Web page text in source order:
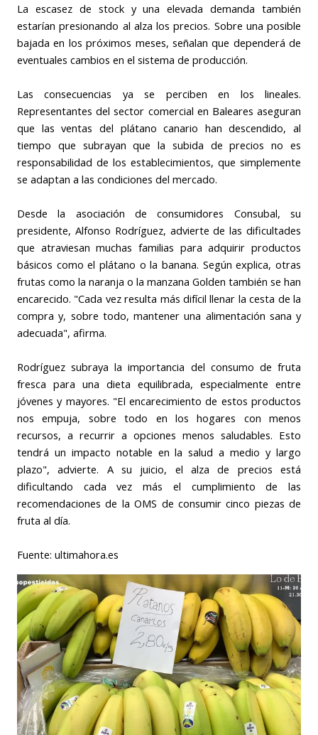
La escasez de stock y una elevada demanda también
estarían presionando al alza los precios. Sobre una posible
bajada en los próximos meses, señalan que dependerá de
eventuales cambios en el sistema de producción.
Las consecuencias ya se perciben en los lineales.
Representantes del sector comercial en Baleares aseguran
que las ventas del plátano canario han descendido, al
tiempo que subrayan que la subida de precios no es
responsabilidad de los establecimientos, que simplemente
se adaptan a las condiciones del mercado.
Desde la asociación de consumidores Consubal, su
presidente, Alfonso Rodríguez, advierte de las dificultades
que atraviesan muchas familias para adquirir productos
básicos como el plátano o la banana. Según explica, otras
frutas como la naranja o la manzana Golden también se han
encarecido. "Cada vez resulta más difícil llenar la cesta de la
compra y, sobre todo, mantener una alimentación sana y
adecuada", afirma.
Rodríguez subraya la importancia del consumo de fruta
fresca para una dieta equilibrada, especialmente entre
jóvenes y mayores. "El encarecimiento de estos productos
nos empuja, sobre todo en los hogares con menos
recursos, a recurrir a opciones menos saludables. Esto
tendrá un impacto notable en la salud a medio y largo
plazo", advierte. A su juicio, el alza de precios está
dificultando cada vez más el cumplimiento de las
recomendaciones de la OMS de consumir cinco piezas de
fruta al día.
Fuente: ultimahora.es